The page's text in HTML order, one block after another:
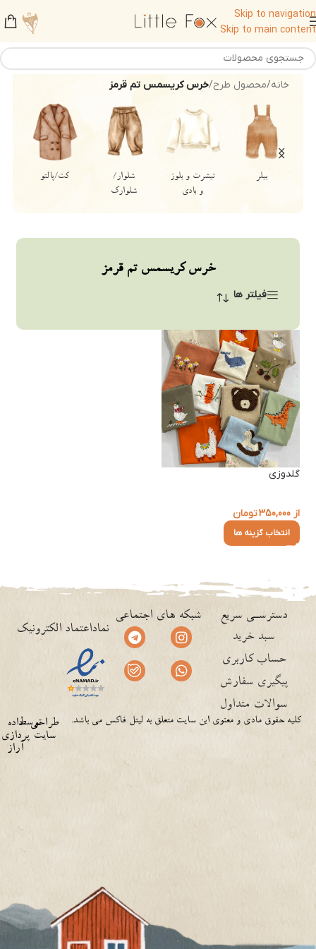
Skip to navigation
Skip to main content
خانه/محصول طرح/خرس کریسمس تم قرمز
جلیقه/وست دامن
پیراهن و بادی
دخترانه
رامپر/اورال
خرس کریسمس تم قرمز
فیلتر ها
گلدوزی
از350,000تومان
انتخاب گزینه ها
دسترسـی سریع
سبد خرید
حساب کاربری
پیگیری سفارش
سوالات متداول
شبکه های اجتماعی
نماداعتماد الکترونیک
داده
پردازی
آراز
توسططراحی
سایت
کلیه حقوق مادی و معنوی این سایت متعلق به لیتل فاکس می باشد.